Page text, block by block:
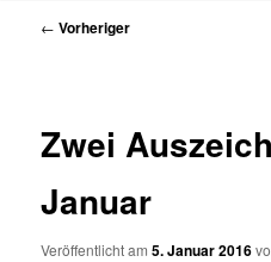
Beitragsnavigation
← Vorheriger
Zwei
Januar
Veröffentlicht am5. Januar 2016